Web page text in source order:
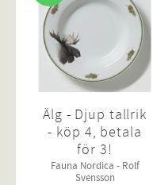
Älg - Djup tallrik
- köp 4, betala
för 3!
Fauna Nordica - Rolf
Svensson